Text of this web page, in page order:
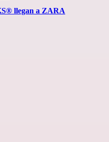
llegan a ZARA